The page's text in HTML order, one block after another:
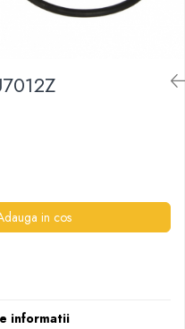
in cos
informatii